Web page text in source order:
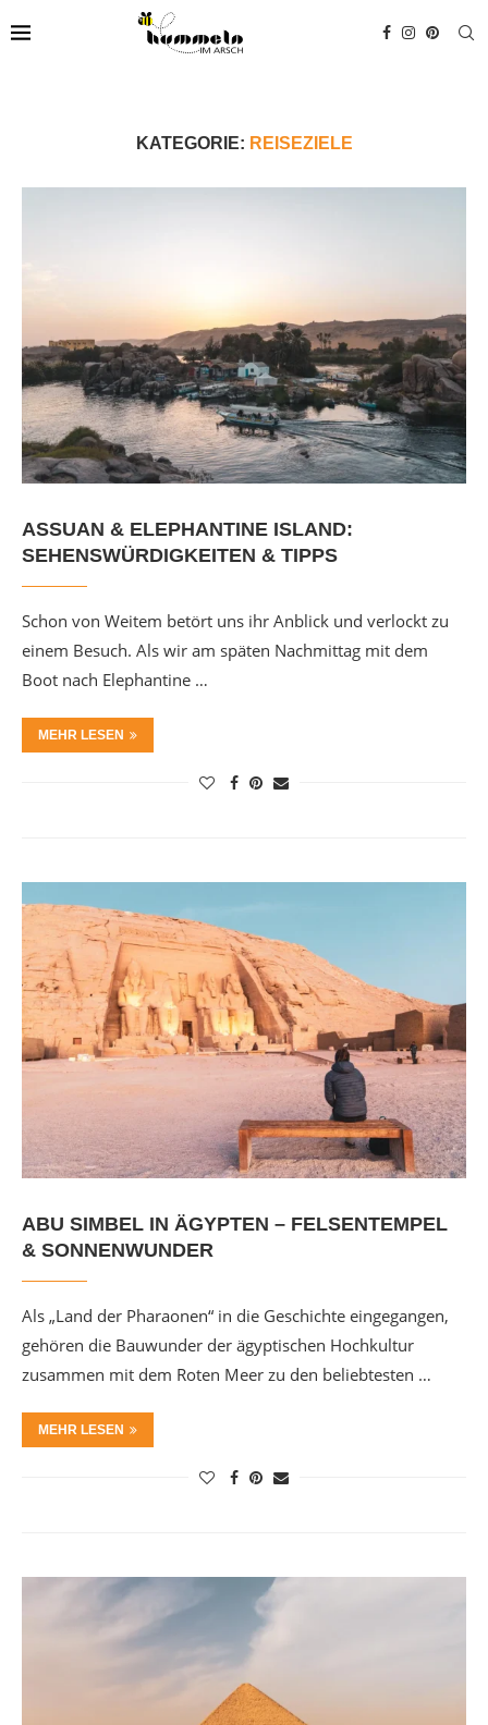
KATEGORIE: REISEZIELE
ASSUAN & ELEPHANTINE ISLAND:
SEHENSWÜRDIGKEITEN & TIPPS
Schon von Weitem betört uns ihr Anblick und verlockt zu
einem Besuch. Als wir am späten Nachmittag mit dem
Boot nach Elephantine …
MEHR LESEN
ABU SIMBEL IN ÄGYPTEN – FELSENTEMPEL
& SONNENWUNDER
Als „Land der Pharaonen“ in die Geschichte eingegangen,
gehören die Bauwunder der ägyptischen Hochkultur
zusammen mit dem Roten Meer zu den beliebtesten …
MEHR LESEN